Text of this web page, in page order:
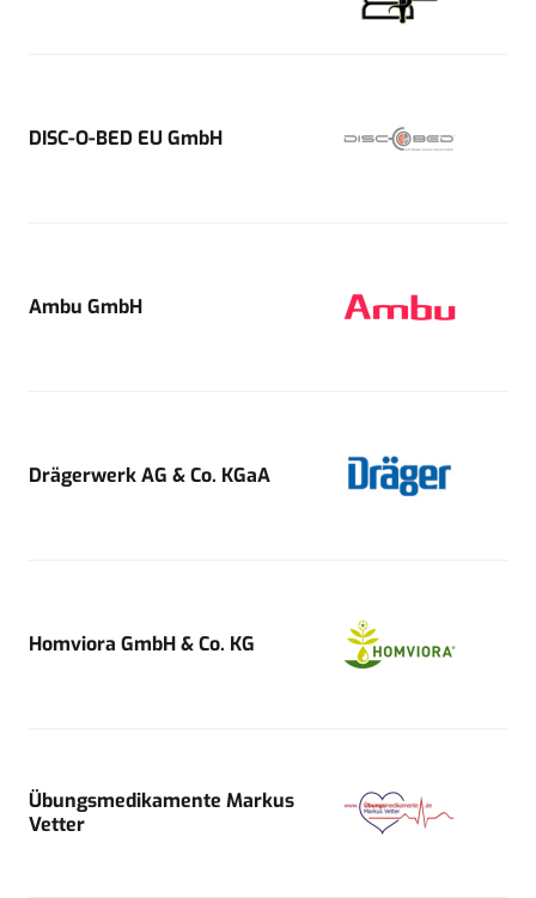
DISC-O-BED EU GmbH
Ambu GmbH
Drägerwerk AG & Co. KGaA
Homviora GmbH & Co. KG
Übungsmedikamente Markus
Vetter